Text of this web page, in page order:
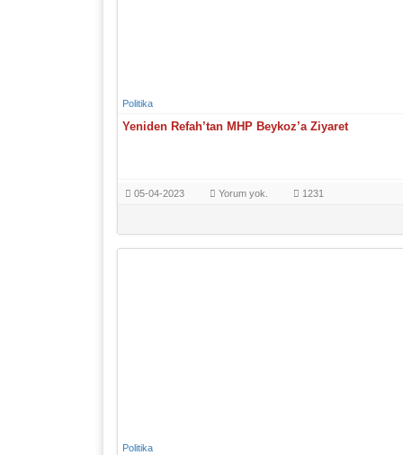
Politika
Yeniden Refah’tan MHP Beykoz’a Ziyaret
05-04-2023 Yorum yok. 1231
Politika